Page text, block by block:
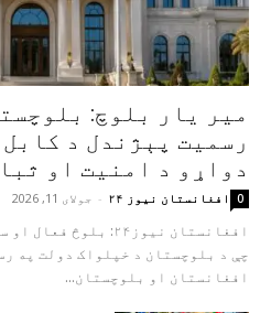
مير يار بلوچ:
رسمیت پېژندل د
دواړو د امنیت او
افغانستان نیوز ۲۴ - جولای 11, 2026 0
افغانستان نيوز۲۴:
چې د بلوچستان د خپلواک دولت په
افغانستان او بلوچستان...